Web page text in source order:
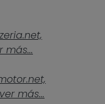
más...
ver más...